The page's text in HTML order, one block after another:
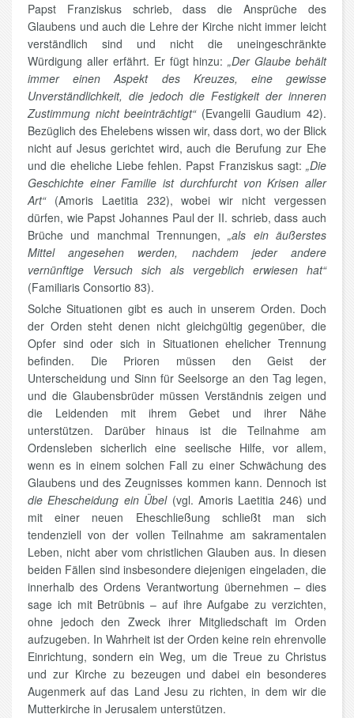
Papst Franziskus schrieb, dass die Ansprüche des
Glaubens und auch die Lehre der Kirche nicht immer leicht
verständlich sind und nicht die uneingeschränkte
Würdigung aller erfährt. Er fügt hinzu:„Der Glaube behält
immer einen Aspekt des Kreuzes, eine gewisse
Unverständlichkeit, die jedoch die Festigkeit der inneren
Zustimmung nicht beeinträchtigt“(Evangelii Gaudium 42).
Bezüglich des Ehelebens wissen wir, dass dort, wo der Blick
nicht auf Jesus gerichtet wird, auch die Berufung zur Ehe
und die eheliche Liebe fehlen. Papst Franziskus sagt: „Die
Geschichte einer Familie ist durchfurcht von Krisen aller
Art“(Amoris Laetitia 232), wobei wir nicht vergessen
dürfen, wie Papst Johannes Paul der II. schrieb, dass auch
Brüche und manchmal Trennungen,„als ein äußerstes
Mittel angesehen werden, nachdem jeder andere
vernünftige Versuch sich als vergeblich erwiesen hat“
(Familiaris Consortio 83).
Solche Situationen gibt es auch in unserem Orden. Doch
der Orden steht denen nicht gleichgültig gegenüber, die
Opfer sind oder sich in Situationen ehelicher Trennung
befinden. Die Prioren müssen den Geist der
Unterscheidung und Sinn für Seelsorge an den Tag legen,
und die Glaubensbrüder müssen Verständnis zeigen und
die Leidenden mit ihrem Gebet und ihrer Nähe
unterstützen. Darüber hinaus ist die Teilnahme am
Ordensleben sicherlich eine seelische Hilfe, vor allem,
wenn es in einem solchen Fall zu einer Schwächung des
Glaubens und des Zeugnisses kommen kann. Dennoch ist
die Ehescheidung ein Übel(vgl. Amoris Laetitia 246) und
mit einer neuen Eheschließung schließt man sich
tendenziell von der vollen Teilnahme am sakramentalen
Leben, nicht aber vom christlichen Glauben aus. In diesen
beiden Fällen sind insbesondere diejenigen eingeladen, die
innerhalb des Ordens Verantwortung übernehmen – dies
sage ich mit Betrübnis – auf ihre Aufgabe zu verzichten,
ohne jedoch den Zweck ihrer Mitgliedschaft im Orden
aufzugeben. In Wahrheit ist der Orden keine rein ehrenvolle
Einrichtung, sondern ein Weg, um die Treue zu Christus
und zur Kirche zu bezeugen und dabei ein besonderes
Augenmerk auf das Land Jesu zu richten, in dem wir die
Mutterkirche in Jerusalem unterstützen.